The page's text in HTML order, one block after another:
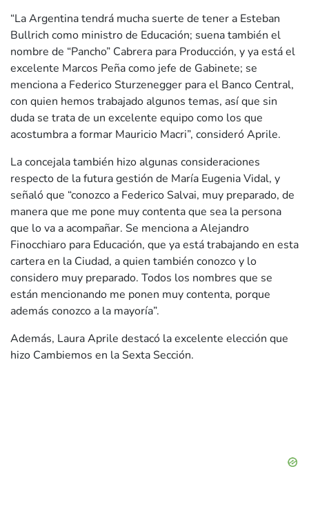
“La Argentina tendrá mucha suerte de tener a Esteban
Bullrich como ministro de Educación; suena también el
nombre de “Pancho” Cabrera para Producción, y ya está el
excelente Marcos Peña como jefe de Gabinete; se
menciona a Federico Sturzenegger para el Banco Central,
con quien hemos trabajado algunos temas, así que sin
duda se trata de un excelente equipo como los que
acostumbra a formar Mauricio Macri”, consideró Aprile.
La concejala también hizo algunas consideraciones
respecto de la futura gestión de María Eugenia Vidal, y
señaló que “conozco a Federico Salvai, muy preparado, de
manera que me pone muy contenta que sea la persona
que lo va a acompañar. Se menciona a Alejandro
Finocchiaro para Educación, que ya está trabajando en esta
cartera en la Ciudad, a quien también conozco y lo
considero muy preparado. Todos los nombres que se
están mencionando me ponen muy contenta, porque
además conozco a la mayoría”.
Además, Laura Aprile destacó la excelente elección que
hizo Cambiemos en la Sexta Sección.